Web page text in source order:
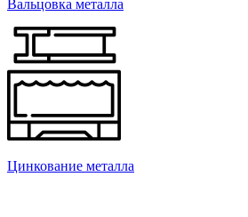
Вальцовка металла
Цинкование металла